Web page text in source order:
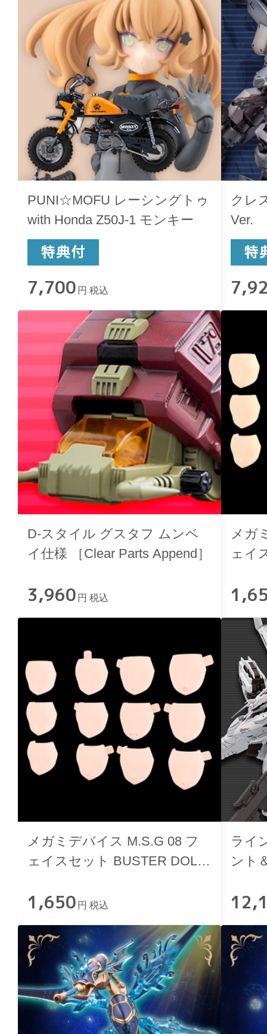
PUNI☆MOFU レーシングトゥ
with Honda Z50J-1 モンキー
7,700 円 税込
クレ
Ver.
D-スタイル グスタフ ムンベ
イ仕様 ［Clear Parts Append］
3,960 円 税込
メガ
ェイ
メガミデバイス M.S.G 08 フ
ェイスセット BUSTER DOLL
1,650 円 税込
ライ
ント